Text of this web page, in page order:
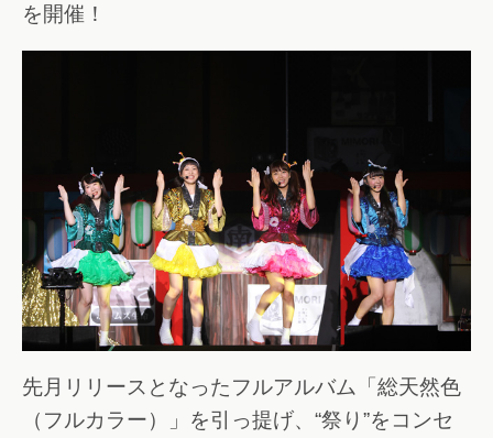
を開催！
先月リリースとなったフルアルバム「総天然色
（フルカラー）」を引っ提げ、“祭り”をコンセ